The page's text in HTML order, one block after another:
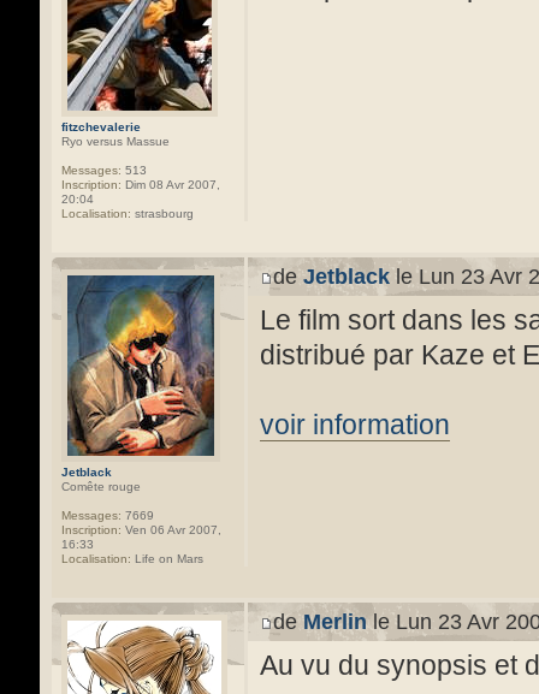
fitzchevalerie
Ryo versus Massue
Messages: 513
Inscription: Dim 08 Avr 2007,
20:04
Localisation: strasbourg
Jetblack
Comête rouge
Messages: 7669
Inscription: Ven 06 Avr 2007,
16:33
Localisation: Life on Mars
deJetblack le Lun 23 Avr
Le film sort dans les
distribué par Kaze et
voir information
deMerlinle Lun 23 Avr
Au vu du synopsis et